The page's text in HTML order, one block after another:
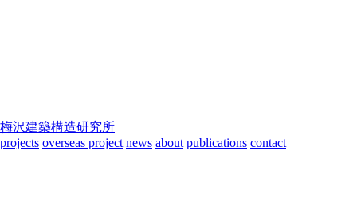
梅沢建築構造研究所
projects overseas project news about publications contact